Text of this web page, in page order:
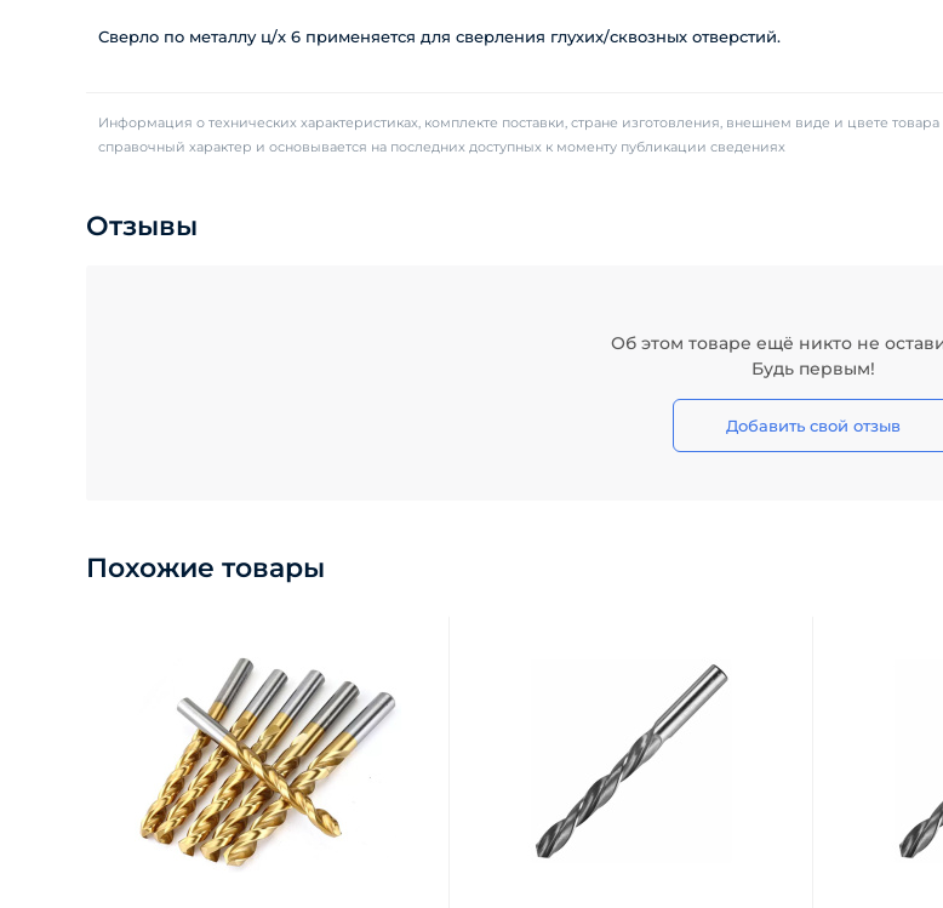
Сверло по металлу ц/х 6 применяется для сверления глухих/сквозных отверстий.
Информация о технических характеристиках, комплекте поставки, стране изготовления, внешнем виде и цвете товара
справочный характер и основывается на последних доступных к моменту публикации сведениях
Отзывы
Об этом товаре ещё никто не
Будь первым!
Добавить свой отзыв
Похожие товары